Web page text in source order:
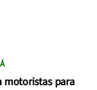
motoristas para